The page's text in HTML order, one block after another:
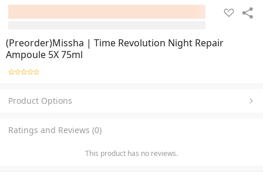
(Preorder)Missha | Time Revolution Night Repair
Ampoule 5X 75ml
Product Options
Ratings and Reviews (0)
This product has no reviews.